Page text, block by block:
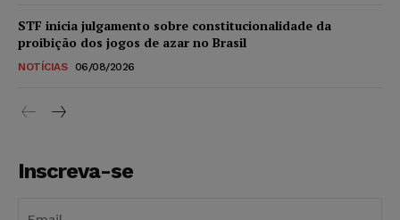
STF inicia julgamento sobre constitucionalidade da
proibição dos jogos de azar no Brasil
NOTÍCIAS 06/08/2026
Inscreva-se